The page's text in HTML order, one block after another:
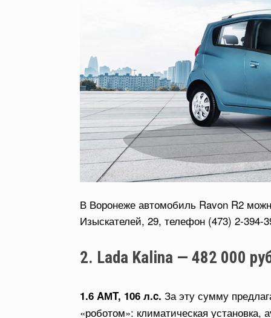
В Воронеже автомобиль Ravon R2
Изыскателей, 29, телефон (473) 2-394-
2. Lada Kalina — 482 000
1.6 AМT, 106 л.c. За эту сумму
«роботом»: климатическая установка,